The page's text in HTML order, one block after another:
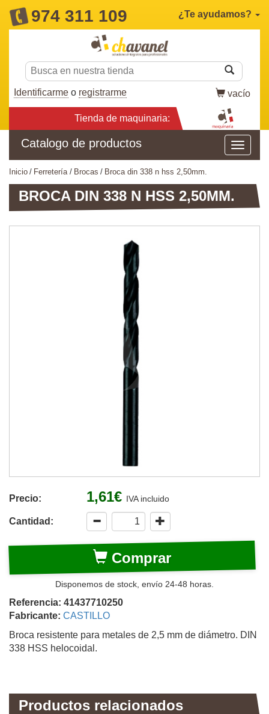
974 311 109 ¿Te ayudamos?
Identificarme o registrarme vacío
Tienda de maquinaria:
Catalogo de productos
inicio ferretería brocas broca din 338 n hss 2,50mm.
BROCA DIN 338 N HSS 2,50MM.
Precio: 1,61€ IVA incluido
Cantidad:
Comprar
Disponemos de stock, envío 24-48 horas.
Referencia: 41437710250
Fabricante: CASTILLO
Broca resistente para metales de 2,5 mm de diámetro. DIN
338 HSS helocoidal.
Productos relacionados